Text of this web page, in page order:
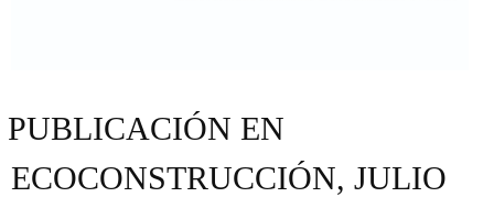
PUBLICACIÓN EN
ECOCONSTRUCCIÓN, JULIO